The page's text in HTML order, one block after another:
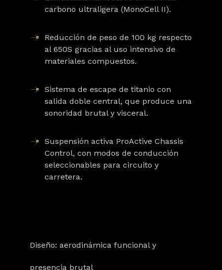
carbono ultraligera (MonoCell II).
Reducción de peso de 100 kg respecto
al 650S gracias al uso intensivo de
materiales compuestos.
Sistema de escape de titanio con
salida doble central, que produce una
sonoridad brutal y visceral.
Suspensión activa ProActive Chassis
Control, con modos de conducción
seleccionables para circuito y
carretera.
Diseño: aerodinámica funcional y
presencia brutal